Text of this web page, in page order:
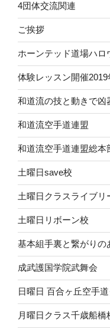
4団体交流関連
ご挨拶
ホーンテッド道場ハロ
体験レッスン開催2019
和道流の技と動きで
和道流空手道連盟
和道流空手道連盟総本
土曜日save校
土曜日クラスライブリ
土曜日リボーン校
基本組手裏と繋がり
成武護国学院武舞会
日曜日 百合ヶ丘空手
月曜日クラス千歳船橋